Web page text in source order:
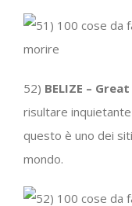
52) BELIZE –
risultare
questo è uno dei
mondo.